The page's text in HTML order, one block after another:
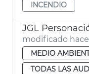
INCENDIO
modificado
MEDIO
TODAS LAS